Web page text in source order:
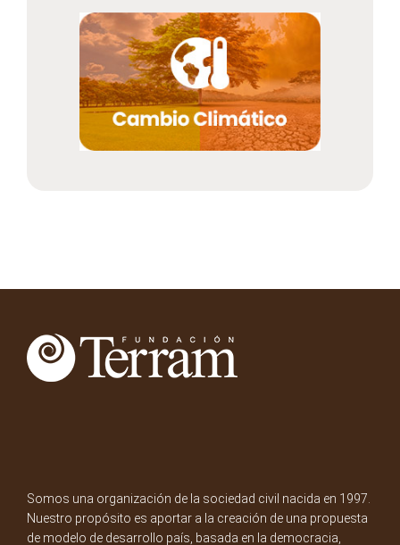
Somos una organización de la sociedad civil nacida en 1997.
Nuestro propósito es aportar a la creación de una propuesta
de modelo de desarrollo país, basada en la democracia,